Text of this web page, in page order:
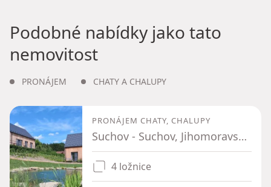
Podobné nabídky jako tato
nemovitost
PRONÁJEM CHATY A CHALUPY
PRONÁJEM CHATY, CHALUPY
Suchov - Suchov, Jihomoravský kraj
4 ložnice